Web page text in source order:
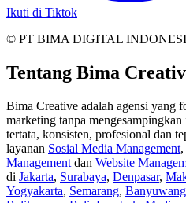
Ikuti di Tiktok
© PT BIMA DIGITAL
Tentang Bima
Bima Creative adalah agensi yang
marketing tanpa
tertata, konsisten, profesional dan
layanan Sosial Media Management,
Management dan Website
di Jakarta, Surabaya, Denpasar,
Yogyakarta, Semarang,